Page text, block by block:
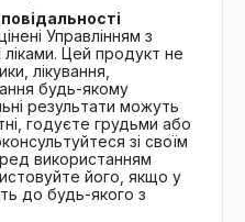
Управлінням з
Цей продукт не
лікування,
будь-якому
результати можуть
годуєте грудьми або
зі своїм
використанням
його, якщо у
до будь-якого з